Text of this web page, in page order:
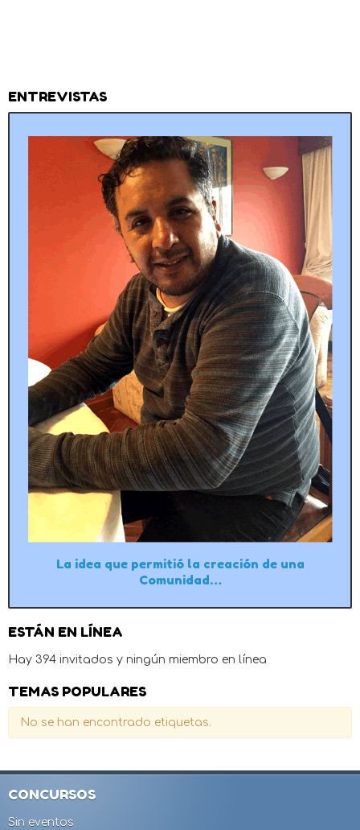
ENTREVISTAS
La idea que permitió la creación de una
Comunidad…
ESTÁN EN LÍNEA
Hay 394 invitados y ningún miembro en línea
TEMAS POPULARES
No se han encontrado etiquetas.
CONCURSOS
Sin eventos